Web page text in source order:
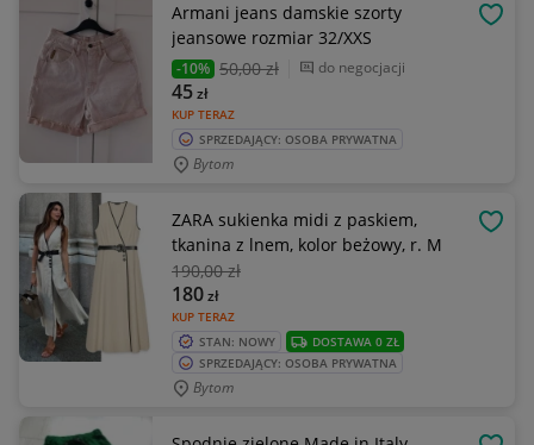
Armani jeans damskie szorty
jeansowe rozmiar 32/XXS
-10% 50,00 zł do negocjacji
KUP TERAZ
45zł
SPRZEDAJĄCY: OSOBA PRYWATNA
Bytom
ZARA sukienka midi z paskiem,
tkanina z lnem, kolor beżowy, r. M
190,00 zł
KUP TERAZ
180zł
STAN: NOWY
DOSTAWA 0 ZŁ
SPRZEDAJĄCY: OSOBA PRYWATNA
Bytom